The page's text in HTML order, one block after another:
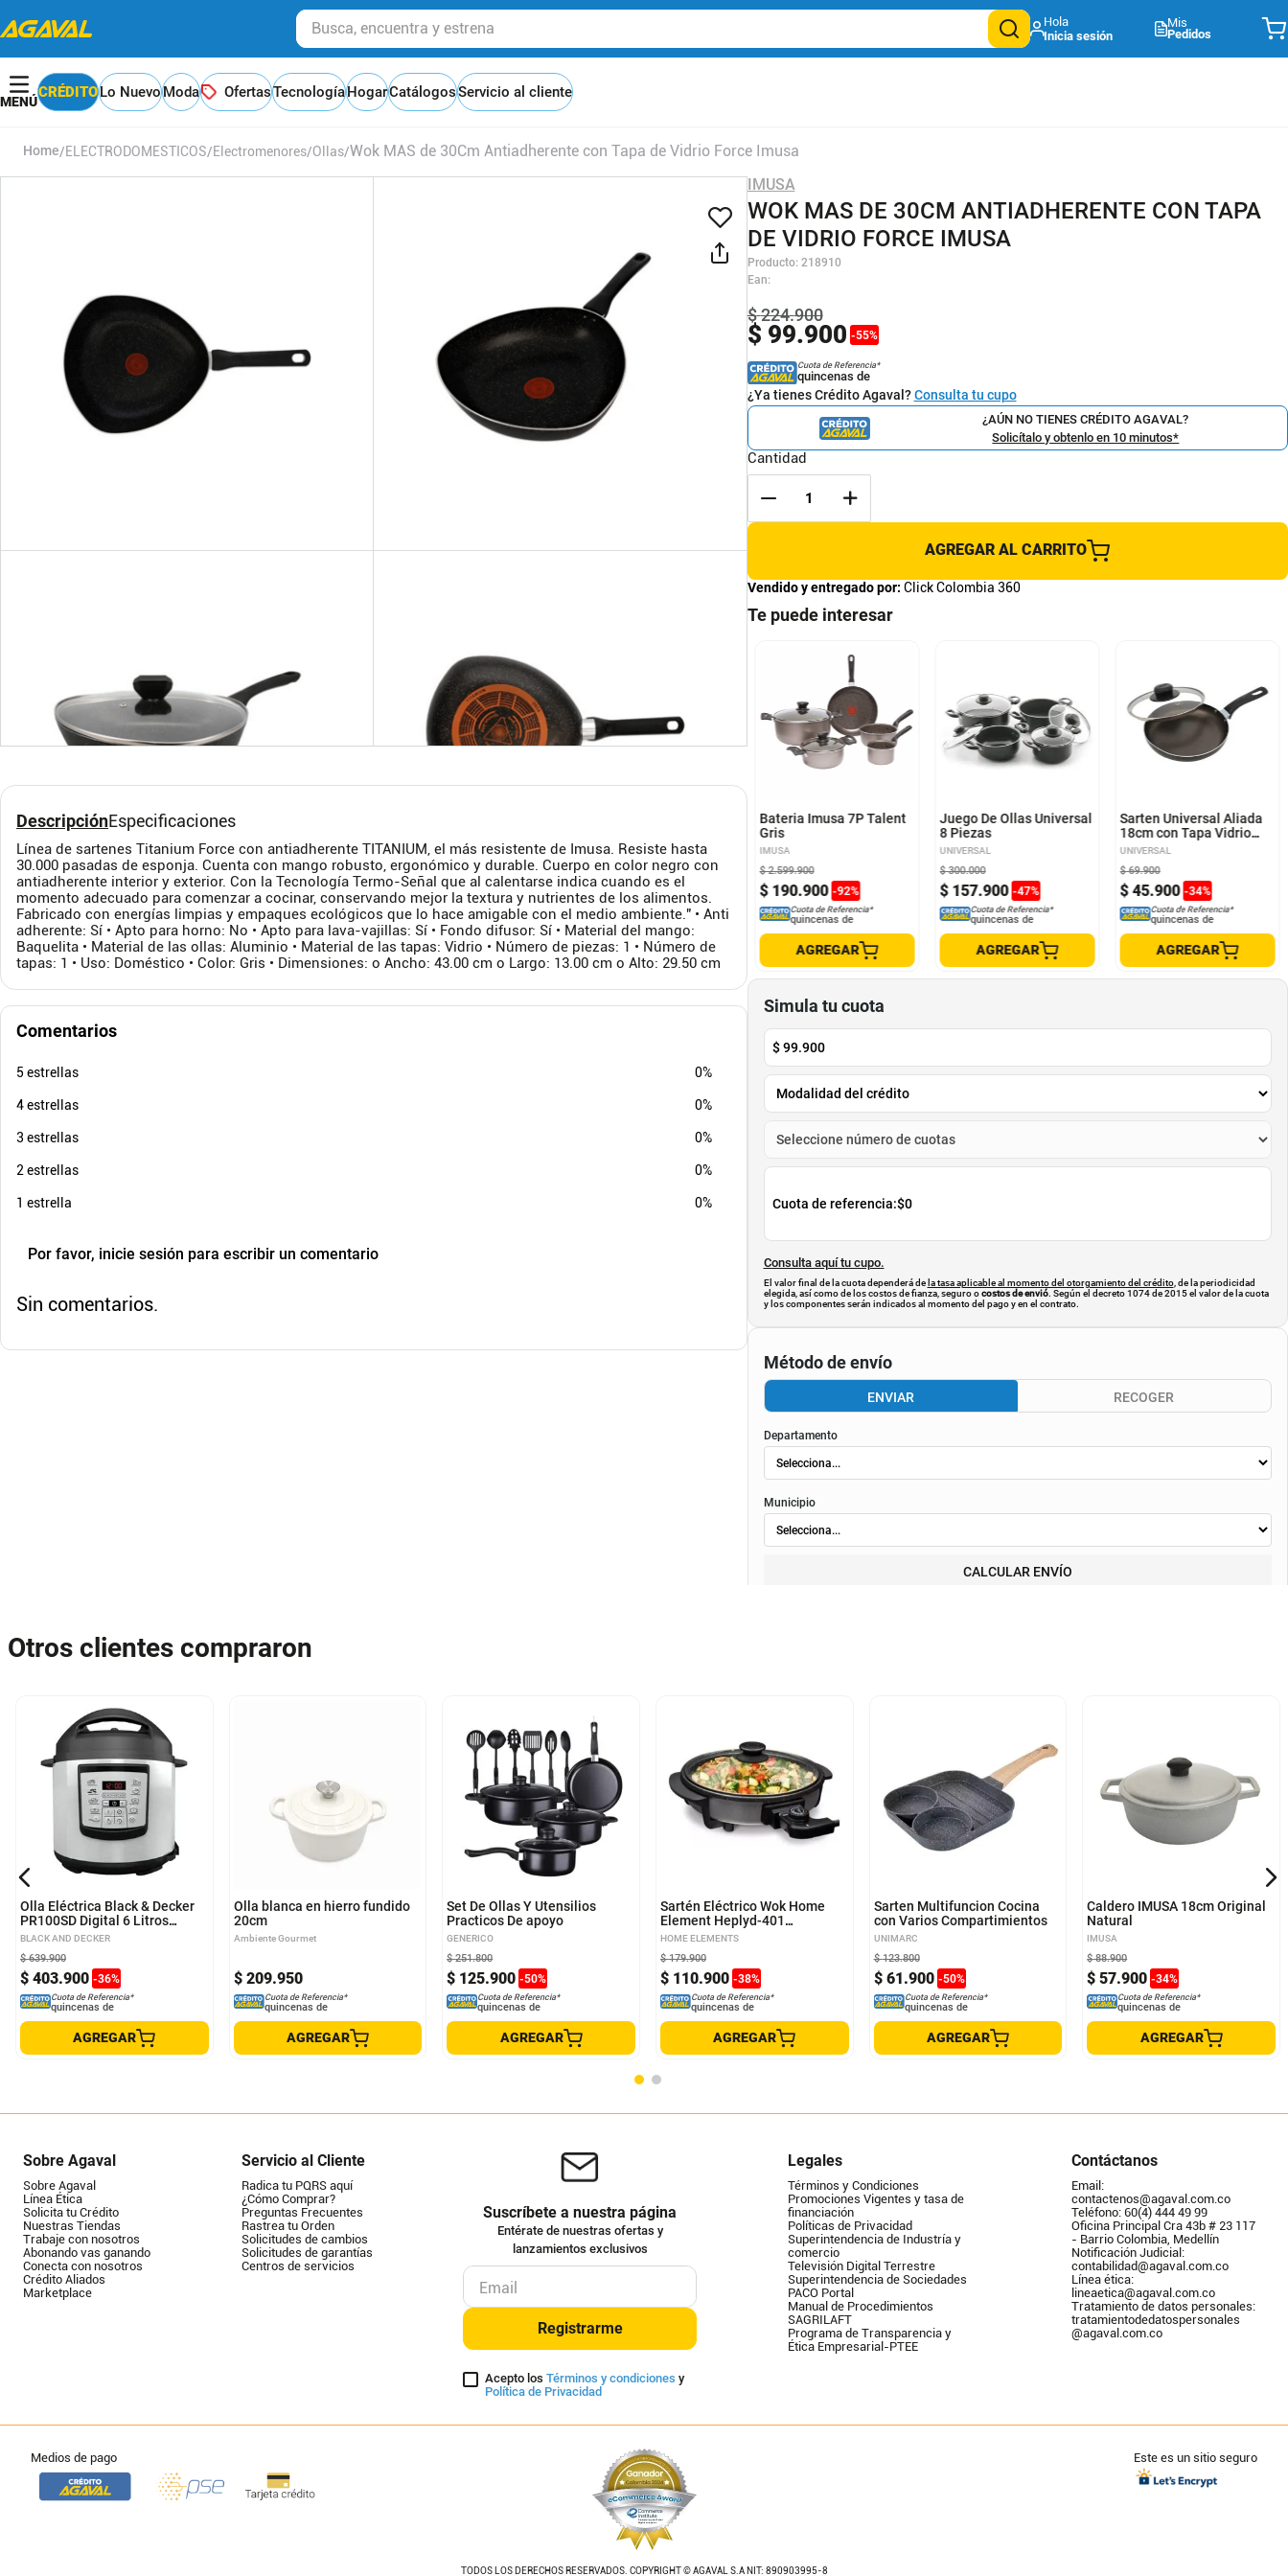
Busca, encuentra y estrena
Mis
Pedidos
CRÉDITOLo NuevoModa OfertasTecnologíaHogarCatálogosServicio al cliente
ELECTRODOMESTICOS Electromenores Ollas Wok MAS de 30Cm Antiadherente con Tapa de Vidrio Force Imusa
DescripciónEspecificaciones
Línea de sartenes Titanium Force con antiadherente TITANIUM, el más resistente de Imusa. Resiste hasta
30.000 pasadas de esponja. Cuenta con mango robusto, ergonómico y durable. Cuerpo en color negro con
antiadherente interior y exterior. Con la Tecnología Termo-Señal que al calentarse indica cuando es el
momento adecuado para comenzar a cocinar, conservando mejor la textura y nutrientes de los alimentos.
Fabricado con energías limpias y empaques ecológicos que lo hace amigable con el medio ambiente." • Anti
adherente: Sí • Apto para horno: No • Apto para lava-vajillas: Sí • Fondo difusor: Sí • Material del mango:
Baquelita • Material de las ollas: Aluminio • Material de las tapas: Vidrio • Número de piezas: 1 • Número de
tapas: 1 • Uso: Doméstico • Color: Gris • Dimensiones: o Ancho: 43.00 cm o Largo: 13.00 cm o Alto: 29.50 cm
Comentarios
5 estrellas 0%
4 estrellas 0%
3 estrellas 0%
2 estrellas 0%
1 estrella 0%
Por favor, inicie sesión para escribir un comentario
Sin comentarios.
IMUSA
WOK MAS DE 30CM ANTIADHERENTE CON TAPA
DE VIDRIO FORCE IMUSA
Producto: 218910
Ean:
$ 99.900 -55%
$224.900
Cuota de Referencia*
quincenas de
¿Ya tienes Crédito Agaval?Consulta tu cupo
¿AÚN NO TIENES CRÉDITO AGAVAL?
Solicítalo y obtenlo en 10 minutos*
Cantidad
AGREGAR AL CARRITO
Vendido y entregado por: Click Colombia 360
Te puede interesar
Sartén de 20 Cm Anti
Adherente Talent
IMUSA
$ 50.900 -46%
$ 95.900
Cuota de Referencia*
quincenas de
AGREGAR
Bateria De Ollas 13
Piezas Acero Juego De
Ollas Para El Hogar
ONE PIXEL
$ 421.900 -35%
$ 649 .900
Cuota de Referencia*
quincenas de
AGREGAR
HOME ELEMENTS
$ 404.900
Cuota de Referencia*
quincenas de
AGREGAR
Bateria Imusa 7P Talent
Gris
IMUSA
$ 190.900 -92%
$ 2.599.900
Cuota de Referencia*
quincenas de
AGREGAR
Juego De Ollas Universal
8 Piezas
UNIVERSAL
$ 157.900 -47%
$ 300.000
Cuota de Referencia*
quincenas de
AGREGAR
Sarten Universal Aliada
18cm con Tapa Vidrio
L39216 Color Negro
UNIVERSAL
$ 45.900 -34%
$ 69.900
Cuota de Referencia*
quincenas de
AGREGAR
Simula tu cuota
$99.900
Cuota de referencia:$0
Consulta aquí tu cupo.
El valor final de la cuota dependerá de la tasa aplicable al momento del otorgamiento del crédito, de la periodicidad
elegida, así como de los costos de fianza, seguro ocostos de envió. Según el decreto 1074 de 2015 el valor de la cuota
y los componentes serán indicados al momento del pago y en el contrato.
Método de envío
ENVIAR RECOGER
Departamento
Municipio
CALCULAR ENVÍO
Otros clientes compraron
Olla Eléctrica Black & Decker
PR100SD Digital 6 Litros
Blanca
BLACK AND DECKER
$ 403.900 -36%
$ 639.900
Cuota de Referencia*
quincenas de
AGREGAR
Olla blanca en hierro fundido
20cm
Ambiente Gourmet
$ 209.950
Cuota de Referencia*
quincenas de
AGREGAR
Set De Ollas Y Utensilios
Practicos De apoyo
GENERICO
$ 125.900 -50%
$ 251.800
Cuota de Referencia*
quincenas de
AGREGAR
Sartén Eléctrico Wok Home
Element Heplyd-401
Antiadherente Negro
HOME ELEMENTS
$ 110.900 -38%
$ 179.900
Cuota de Referencia*
quincenas de
AGREGAR
Sarten Multifuncion Cocina
con Varios Compartimientos
UNIMARC
$ 61.900 -50%
$ 123.800
Cuota de Referencia*
quincenas de
AGREGAR
Caldero IMUSA 18cm Original
Natural
IMUSA
$ 57.900 -34%
$ 88.900
Cuota de Referencia*
quincenas de
AGREGAR
Sobre Agaval
Sobre Agaval
Línea Ética
Solicita tu Crédito
Nuestras Tiendas
Trabaje con nosotros
Abonando vas ganando
Conecta con nosotros
Crédito Aliados
Marketplace
Servicio al Cliente
Radica tu PQRS aquí
¿Cómo Comprar?
Preguntas Frecuentes
Rastrea tu Orden
Solicitudes de cambios
Solicitudes de garantías
Centros de servicios
Suscríbete a nuestra página
Entérate de nuestras ofertas y
lanzamientos exclusivos
Registrarme
Acepto los Términos y condiciones y
Política de Privacidad
Legales
Términos y Condiciones
Promociones Vigentes y tasa de
financiación
Políticas de Privacidad
Superintendencia de Industría y
comercio
Televisión Digital Terrestre
Superintendencia de Sociedades
PACO Portal
Manual de Procedimientos
SAGRILAFT
Programa de Transparencia y
Ética Empresarial-PTEE
Contáctanos
Email:
contactenos@agaval.com.co
Teléfono: 60(4) 444 49 99
Oficina Principal Cra 43b # 23 117
- Barrio Colombia, Medellín
Notificación Judicial:
contabilidad@agaval.com.co
Línea ética:
lineaetica@agaval.com.co
Tratamiento de datos personales:
tratamientodedatospersonales
@agaval.com.co
Medios de pago
TODOS LOS DERECHOS RESERVADOS. COPYRIGHT © AGAVAL S.A NIT: 890903995-8
Este es un sitio seguro